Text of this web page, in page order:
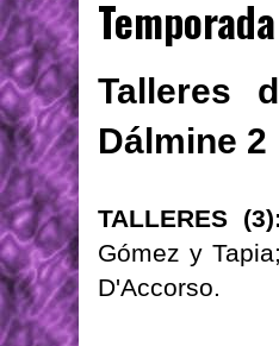
Talleres
Dálmine 2
TALLERES (3):
Gómez y
D'Accorso.